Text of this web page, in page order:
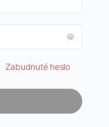
Zabudnuté heslo